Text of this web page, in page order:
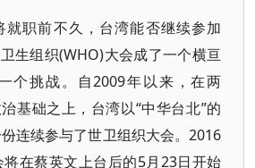
就职前不久，台湾能否继续参加
生组织(WHO)大会成了一个横亘
个挑战。自2009年以来，在两
基础之上，台湾以“中华台北”的
连续参与了世卫组织大会。2016
在蔡英文上台后的5月23日开始